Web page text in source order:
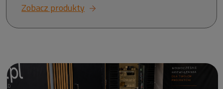
Zobacz produkty